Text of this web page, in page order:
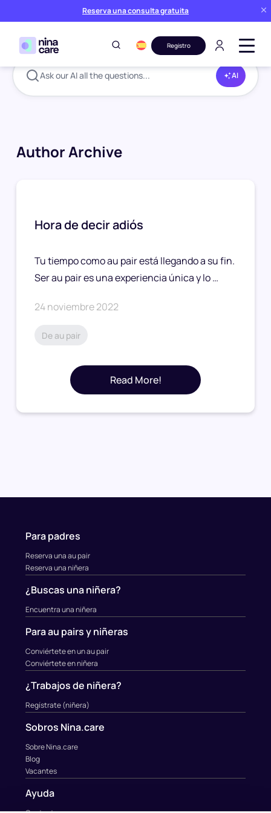
Reserva una consulta gratuita
Registro
Ask our AI all the questions... AI
Author Archive
Hora de decir adiós
Tu tiempo como au pair está llegando a su fin.
Ser au pair es una experiencia única y lo …
24 noviembre 2022
De au pair
Read More!
Para padres
Reserva una au pair
Reserva una niñera
¿Buscas una niñera?
Encuentra una niñera
Para au pairs y niñeras
Conviértete en un au pair
Conviértete en niñera
¿Trabajos de niñera?
Regístrate (niñera)
Sobros Nina.care
Sobre Nina.care
Blog
Vacantes
Ayuda